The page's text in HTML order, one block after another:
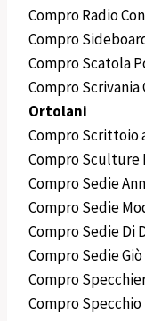
Compro Radio
Compro
Compro Scatola
Compro Scrivania
Ortolani
Compro Scrittoio
Compro Sculture
Compro Sedie
Compro Sedie
Compro Sedie Di
Compro Sedie
Compro
Compro Specchio